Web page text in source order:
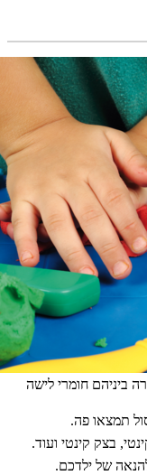
ביניהם חומרי לישה
תמצאו פה.
בצק קינטי ועוד.
של ילדכם.